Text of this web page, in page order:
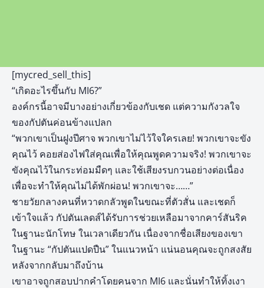
[mycred_sell_this]
“เกิดอะไรขึ้นกับ MI6?”
องค์กรนี้อาจมีบางอย่างเกี่ยวข้องกับเชด แต่ความกังวลใจ
ของกัปตันค่อนข้างแปลก
“พวกเขาเป็นฝูงปีศาจ พวกเขาไม่ไว้ใจใครเลย! พวกเขาจะขัง
คุณไว้ คอยส่องไฟใส่คุณเพื่อให้คุณพูดความจริง! พวกเขาจะ
ขังคุณไว้ในกระท่อมมืดๆ และใช้เสียงรบกวนอย่างต่อเนื่อง
เพื่อจะทำให้คุณไม่ได้พักผ่อน! พวกเขาจะ……”
ชายวัยกลางคนที่หวาดกลัวพูดในขณะที่ตัวสั่น และเชดก็
เข้าใจแล้ว กัปตันเลดส์ได้รับการช่วยเหลือมาจากคาร์สันริค
ในฐานะนักโทษ ในเวลาเดียวกัน เนื่องจากชื่อเสียงของเขา
ในฐานะ “กัปตันแปดปืน” ในแนวหน้า แน่นอนคุณจะถูกสงสัย
หลังจากกลับมาถึงบ้าน
เขาอาจถูกสอบปากคำโดยคนจาก MI6 และนั่นทำให้ทิ้งเงา